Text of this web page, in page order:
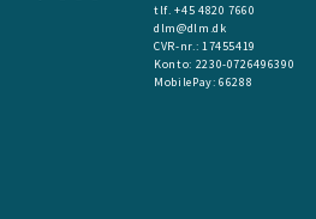
tlf. +45 4820 7660
dlm@dlm.dk
CVR-nr.: 17455419
​Konto: 2230-0726496390
MobilePay:66288